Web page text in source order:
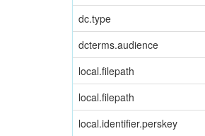
dc.type
dcterms.audience
local.filepath
local.filepath
local.identifier.perskey